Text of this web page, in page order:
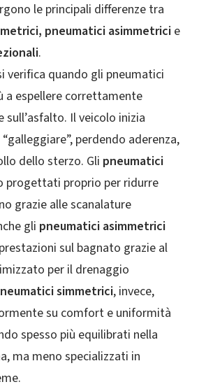
le principali differenze tra
pneumatici asimmetricie
.
verifica quando gli pneumatici
a espellere correttamente
sull’asfalto. Il veicolo inizia
perdendo aderenza,
dello sterzo. Gli pneumatici
progettati proprio per ridurre
grazie alle scanalature
gli pneumatici asimmetrici
sul bagnato grazie al
per il drenaggio
simmetrici, invece,
su comfort e uniformità
spesso più equilibrati nella
ma meno specializzati in